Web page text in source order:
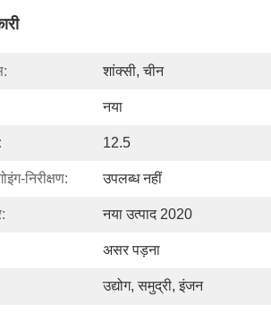
शांक्सी, चीन
नया
12.5
निरीक्षण: उपलब्ध नहीं
नया उत्पाद 2020
असर पड़ना
उद्योग, समुद्री, इंजन